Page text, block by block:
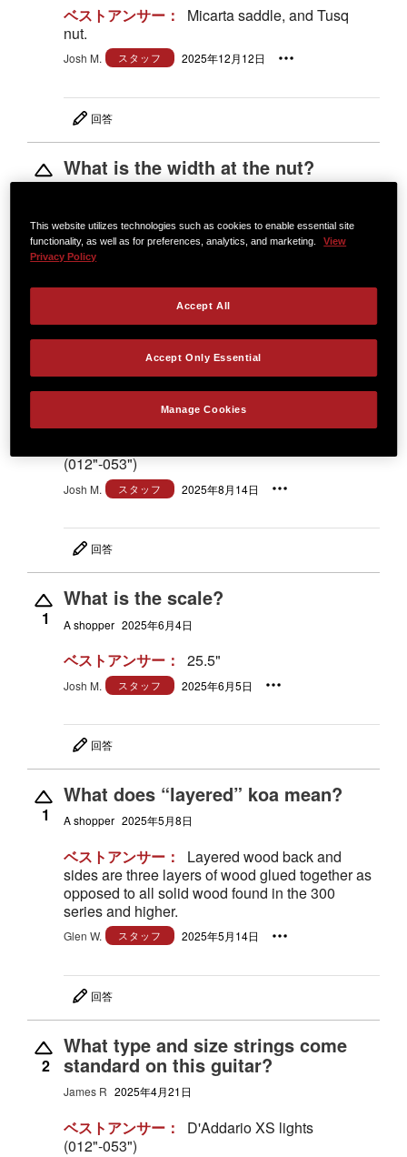
ベストアンサー：
Micarta saddle, and Tusq
nut.
Josh M. スタッフ 2025年12月12日
回答
1
What is the width at the nut?
ベストアンサー： 1 11/16"
Josh M.
1
Best strings for custom 224ce k
DLX ?
2025年8月13日
(012"-053")
Josh M. スタッフ 2025年8月14日
回答
1
What is the scale?
A shopper 2025年6月4日
ベストアンサー： 25.5"
Josh M. スタッフ 2025年6月5日
回答
1
What does “layered” koa mean?
A shopper 2025年5月8日
ベストアンサー：
Layered wood back and
sides are three layers of wood glued together as
opposed to all solid wood found in the 300
series and higher.
Glen W. スタッフ 2025年5月14日
回答
2
What type and size strings come
standard on this guitar?
James R 2025年4月21日
ベストアンサー：
D'Addario XS lights
(012"-053")
This website utilizes technologies such as cookies to enable essential site
functionality, as well as for preferences, analytics, and marketing.
View
Privacy Policy
Manage Cookies
Accept Only Essential
Accept All